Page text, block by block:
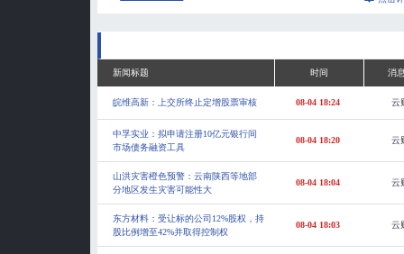
新闻标题 时间 消
皖维高新：上交所终止定增股票审核 08-04 18:24 云
中孚实业：拟申请注册10亿元银行间
市场债务融资工具
08-04 18:20 云
山洪灾害橙色预警：云南陕西等地部
分地区发生灾害可能性大
08-04 18:04 云
东方材料：受让标的公司12%股权，持
股比例增至42%并取得控制权
08-04 18:03 云